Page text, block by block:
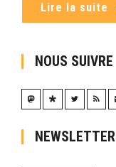
Lire la suite
NOUS SUIVRE
NEWSLETTER